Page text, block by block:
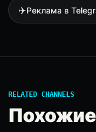
✈️Реклама в
RELATED CHANNELS